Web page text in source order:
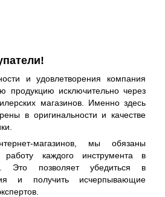
и удовлетворения компания
продукцию исключительно через
магазинов. Именно здесь
в оригинальности и качестве
магазинов, мы обязаны
работу каждого инструмента в
Это позволяет убедиться в
и получить исчерпывающие